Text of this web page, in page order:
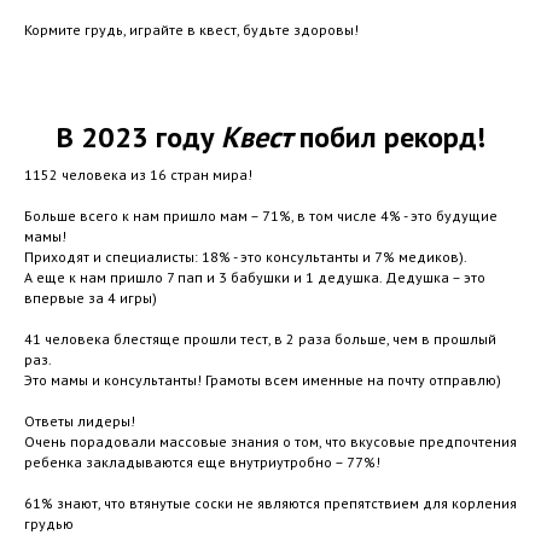
Кормите грудь, играйте в квест, будьте здоровы!
В 2023 годуКвестпобил рекорд!
1152 человека из 16 стран мира!
Больше всего к нам пришло мам – 71%, в том числе 4% - это будущие
мамы!
Приходят и специалисты: 18% - это консультанты и 7% медиков).
А еще к нам пришло 7 пап и 3 бабушки и 1 дедушка. Дедушка – это
впервые за 4 игры)
41 человека блестяще прошли тест, в 2 раза больше, чем в прошлый
раз.
Это мамы и консультанты! Грамоты всем именные на почту отправлю)
Ответы лидеры!
Очень порадовали массовые знания о том, что вкусовые предпочтения
ребенка закладываются еще внутриутробно – 77%!
61% знают, что втянутые соски не являются препятствием для корления
грудью